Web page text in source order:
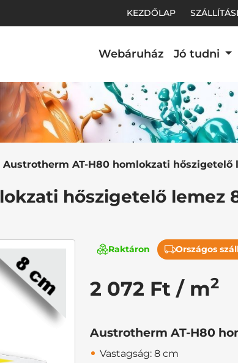
KEZDŐLAP
Webáruház Jó tudni
Austrotherm AT-H80 homlokzati hőszigetelő
hőszigetelő lemez
Raktáron Országos
2 072 Ft / m2
Austrotherm AT-H80
Vastagság: 8 cm